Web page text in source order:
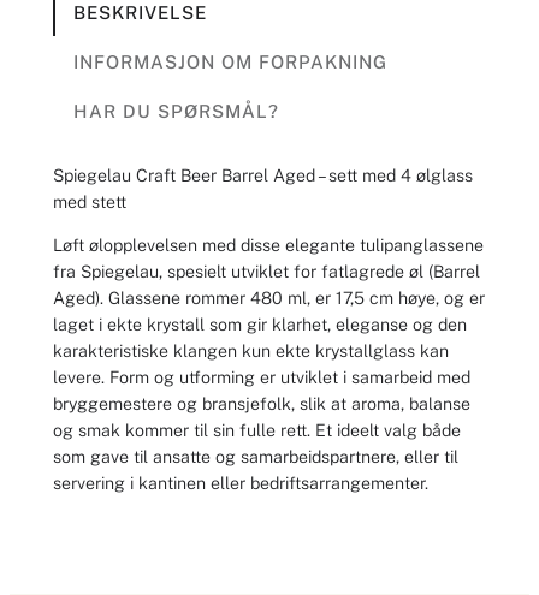
BESKRIVELSE
INFORMASJON OM FORPAKNING
HAR DU SPØRSMÅL?
Spiegelau Craft Beer Barrel Aged – sett med 4 ølglass
med stett
Løft ølopplevelsen med disse elegante tulipanglassene
fra Spiegelau, spesielt utviklet for fatlagrede øl (Barrel
Aged). Glassene rommer 480 ml, er 17,5 cm høye, og er
laget i ekte krystall som gir klarhet, eleganse og den
karakteristiske klangen kun ekte krystallglass kan
levere. Form og utforming er utviklet i samarbeid med
bryggemestere og bransjefolk, slik at aroma, balanse
og smak kommer til sin fulle rett. Et ideelt valg både
som gave til ansatte og samarbeidspartnere, eller til
servering i kantinen eller bedriftsarrangementer.